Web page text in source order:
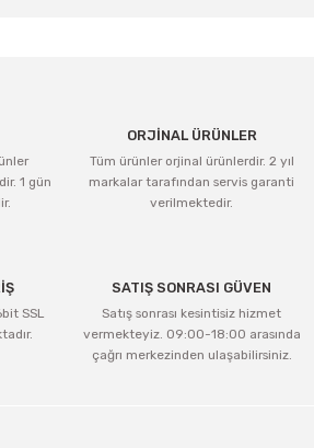
veya görüntülenemiyor.
bilgiler bulunuyor.
bulunuyor.
daha pahalı.
1 gün
ORJİNAL ÜRÜNLER
Tüm ürünler orjinal ürünlerdir. 2 yıl
markalar tarafından servis garanti
verilmektedir.
SSL
SATIŞ SONRASI GÜVEN
Satış sonrası kesintisiz hizmet
vermekteyiz. 09:00-18:00 arasında
çağrı merkezinden ulaşabilirsiniz.